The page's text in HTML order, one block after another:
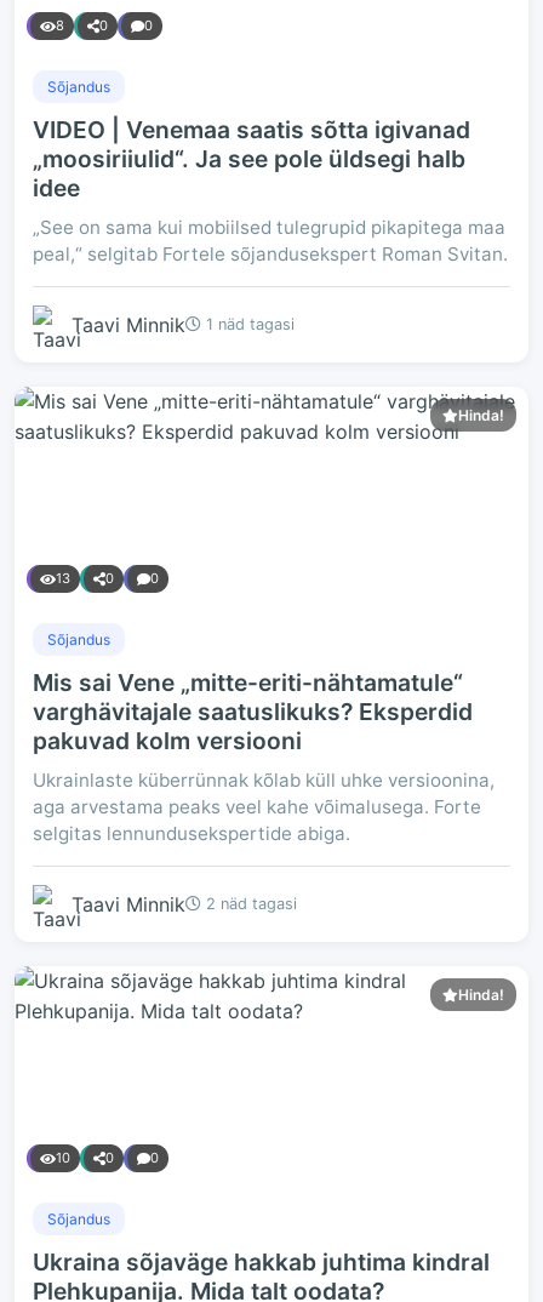
8 0 0
Sõjandus
VIDEO | Venemaa saatis sõtta igivanad
„moosiriiulid“. Ja see pole üldsegi halb
idee
„See on sama kui mobiilsed tulegrupid pikapitega maa
peal,“ selgitab Fortele sõjandusekspert Roman Svitan.
Taavi Minnik 1 näd tagasi
Hinda!
13 0 0
Sõjandus
Mis sai Vene „mitte-eriti-nähtamatule“
varghävitajale saatuslikuks? Eksperdid
pakuvad kolm versiooni
Ukrainlaste küberrünnak kõlab küll uhke versioonina,
aga arvestama peaks veel kahe võimalusega. Forte
selgitas lennundusekspertide abiga.
Taavi Minnik 2 näd tagasi
Hinda!
10 0 0
Sõjandus
Ukraina sõjaväge hakkab juhtima kindral
Plehkupanija. Mida talt oodata?